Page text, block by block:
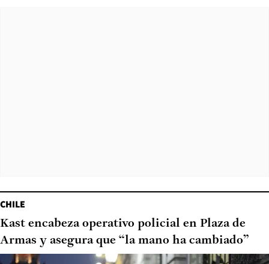
CHILE
Kast encabeza operativo policial en Plaza de
Armas y asegura que “la mano ha cambiado”